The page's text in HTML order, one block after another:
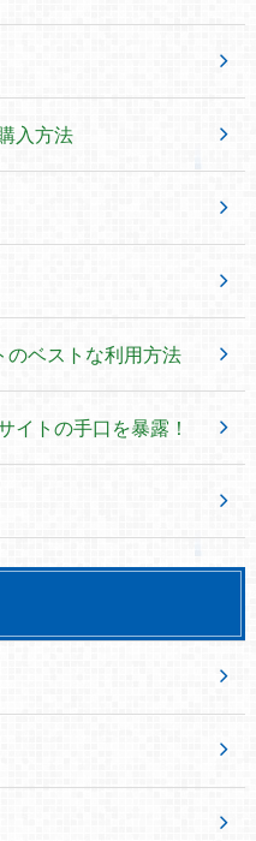
入方法
のベストな利用方法
イトの手口を暴露！